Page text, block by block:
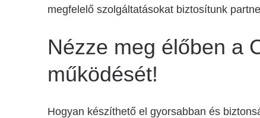
megfelelő szolgáltatásokat biztosítunk
Nézze meg élőben a
működését!
Hogyan készíthető el gyorsabban és